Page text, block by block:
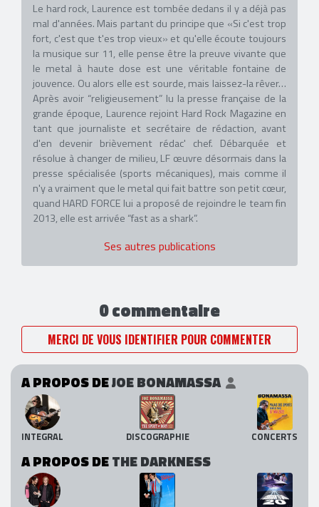
Le hard rock, Laurence est tombée dedans il y a déjà pas
mal d'années. Mais partant du principe que «Si c'est trop
fort, c'est que t'es trop vieux» et qu'elle écoute toujours
la musique sur 11, elle pense être la preuve vivante que
le metal à haute dose est une véritable fontaine de
jouvence. Ou alors elle est sourde, mais laissez-la rêver…
Après avoir “religieusement” lu la presse française de la
grande époque, Laurence rejoint Hard Rock Magazine en
tant que journaliste et secrétaire de rédaction, avant
d'en devenir brièvement rédac' chef. Débarquée et
résolue à changer de milieu, LF œuvre désormais dans la
presse spécialisée (sports mécaniques), mais comme il
n'y a vraiment que le metal qui fait battre son petit cœur,
quand HARD FORCE lui a proposé de rejoindre le team fin
2013, elle est arrivée “fast as a shark”.
Ses autres publications
0 commentaire
MERCI DE VOUS IDENTIFIER POUR COMMENTER
A PROPOS DEJOE BONAMASSA
INTEGRAL DISCOGRAPHIE CONCERTS
A PROPOS DETHE DARKNESS